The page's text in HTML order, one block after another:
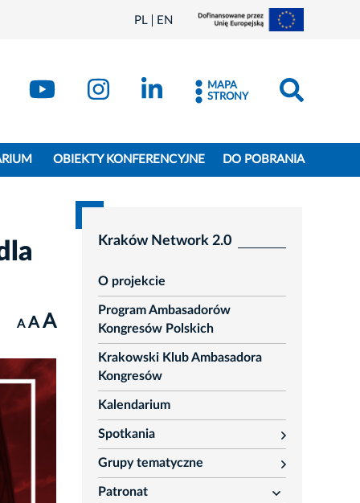
PL EN
MAPA
STRONY
OBIEKTY KONFERENCYJNE DO POBRANIA
A A A
Kraków Network 2.0
O projekcie
Program Ambasadorów
Kongresów Polskich
Krakowski Klub Ambasadora
Kongresów
Kalendarium
Spotkania
rozwiń
Grupy tematyczne
rozwiń
Patronat
rozwiń